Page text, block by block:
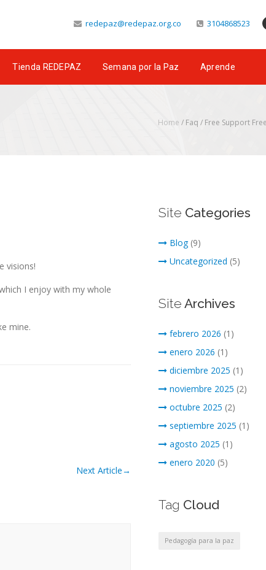
redepaz@redepaz.org.co 3104868523
Tienda REDEPAZ Semana por la Paz Aprende
Home / Faq / Free Support
visions!
I enjoy with my whole
mine.
Next Article→
Site Categories
Blog(9)
Uncategorized (5)
Site Archives
febrero 2026 (1)
enero 2026 (1)
diciembre 2025 (1)
noviembre 2025 (2)
octubre 2025 (2)
septiembre 2025 (1)
agosto 2025 (1)
enero 2020 (5)
Tag Cloud
Pedagogía para la paz